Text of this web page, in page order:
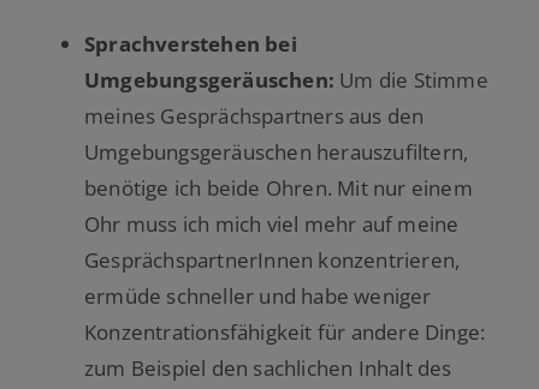
Sprachverstehen bei
Umgebungsgeräuschen: Um die Stimme
meines Gesprächspartners aus den
Umgebungsgeräuschen herauszufiltern,
benötige ich beide Ohren. Mit nur einem
Ohr muss ich mich viel mehr auf meine
GesprächspartnerInnen konzentrieren,
ermüde schneller und habe weniger
Konzentrationsfähigkeit für andere Dinge:
zum Beispiel den sachlichen Inhalt des